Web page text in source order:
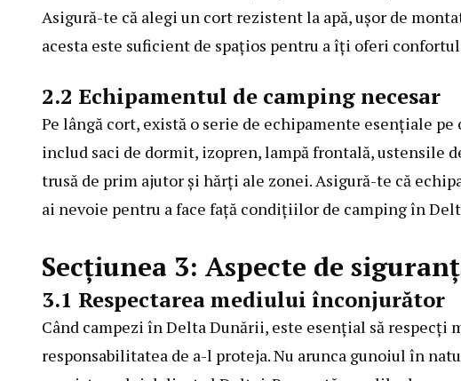
Asigură-te că alegi un cort rezistent la apă, uşor de
acesta este suficient de spaţios pentru a îţi oferi confortul
2.2 Echipamentul de camping necesar
Pe lângă cort, există o serie de echipamente esenţiale
includ saci de dormit, izopren, lampă frontală, ustensile
trusă de prim ajutor şi hărţi ale zonei. Asigură-te că
ai nevoie pentru a face faţă condiţiilor de camping în
Secţiunea 3: Aspecte de
3.1 Respectarea mediului înconjurător
Când campezi în Delta Dunării, este esenţial să respecţi
responsabilitatea de a-l proteja. Nu arunca gunoiul în